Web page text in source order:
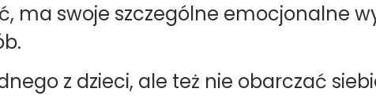
ma swoje szczególne emocjonalne
z dzieci, ale też nie obarczać